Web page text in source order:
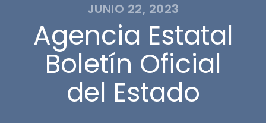
JUNIO 22, 2023
Agencia Estatal
Boletín Oficial
del Estado